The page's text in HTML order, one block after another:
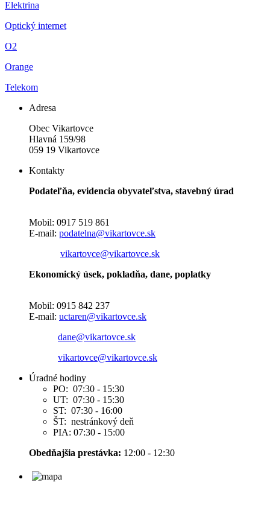
Elektrina
Optický internet
O2
Orange
Telekom
Adresa
Obec Vikartovce
Hlavná 159/98
059 19 Vikartovce
Kontakty
Podateľňa, evidencia obyvateľstva, stavebný úrad
Mobil: 0917 519 861
E-mail: podatelna@vikartovce.sk
vikartovce@vikartovce.sk
Ekonomický úsek, pokladňa, dane, poplatky
Mobil: 0915 842 237
E-mail: uctaren@vikartovce.sk
dane@vikartovce.sk
vikartovce@vikartovce.sk
Úradné hodiny
PO: 07:30 - 15:30
UT: 07:30 - 15:30
ST: 07:30 - 16:00
ŠT: nestránkový deň
PIA: 07:30 - 15:00
Obedňajšia prestávka: 12:00 - 12:30